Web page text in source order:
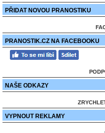
PŘIDAT NOVOU PRANOSTIKU
PRANOSTIK.CZ NA FACEBOOKU
NAŠE ODKAZY
VYPNOUT REKLAMY